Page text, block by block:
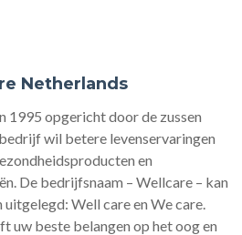
Netherlands
1995 opgericht door de zussen
wil betere levenservaringen
en
De bedrijfsnaam – Wellcare – kan
Well care en We care.
uw beste belangen op het oog en